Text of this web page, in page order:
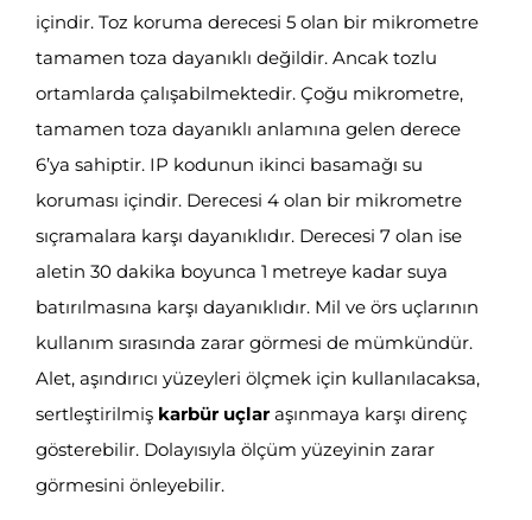
içindir. Toz koruma derecesi 5 olan bir mikrometre
tamamen toza dayanıklı değildir. Ancak tozlu
ortamlarda çalışabilmektedir. Çoğu mikrometre,
tamamen toza dayanıklı anlamına gelen derece
6’ya sahiptir. IP kodunun ikinci basamağı su
koruması içindir. Derecesi 4 olan bir mikrometre
sıçramalara karşı dayanıklıdır. Derecesi 7 olan ise
aletin 30 dakika boyunca 1 metreye kadar suya
batırılmasına karşı dayanıklıdır. Mil ve örs uçlarının
kullanım sırasında zarar görmesi de mümkündür.
Alet, aşındırıcı yüzeyleri ölçmek için kullanılacaksa,
sertleştirilmiş karbür uçlaraşınmaya karşı direnç
gösterebilir. Dolayısıyla ölçüm yüzeyinin zarar
görmesini önleyebilir.